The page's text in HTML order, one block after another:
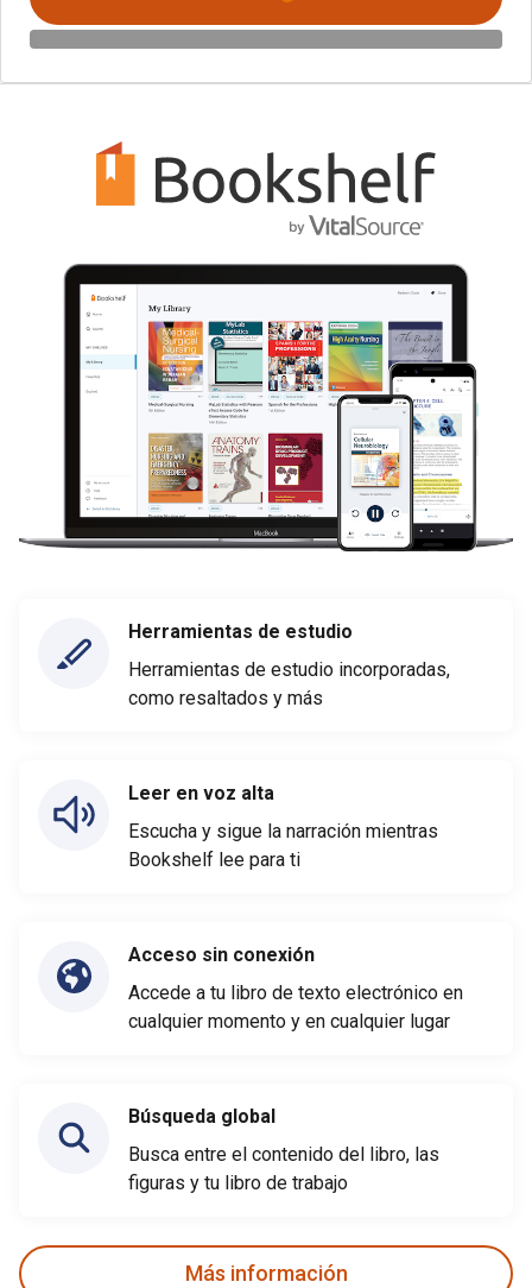
Herramientas de estudio
Herramientas de estudio incorporadas,
como resaltados y más
Leer en voz alta
Escucha y sigue la narración mientras
Bookshelf lee para ti
Acceso sin conexión
Accede a tu libro de texto electrónico en
cualquier momento y en cualquier lugar
Búsqueda global
Busca entre el contenido del libro, las
figuras y tu libro de trabajo
Más información